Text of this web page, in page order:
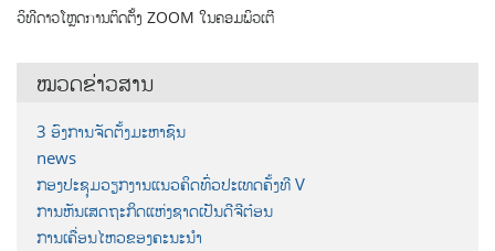
ວິທີດາວໂຫຼດການຕິດຕັ້ງ ZOOM ໃນຄອມພິວເຕີ
ໝວດຂ່າວສານ
3 ອົງການຈັດຕັ້ງມະຫາຊົນ
news
ກອງປະຊຸມວຽກງານແນວຄິດທົ່ວປະເທດຄັ້ງທີ V
ການຫັນເສດຖະກິດແຫ່ງຊາດເປັນດີຈີຕ໋ອນ
ການເຄື່ອນໄຫວຂອງຄະນະນຳ